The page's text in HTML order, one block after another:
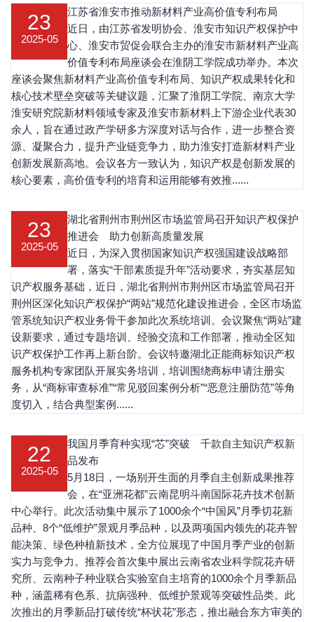
23
2025-05
江苏省淮安市推动新材料产业高价值专利布局
近日，由江苏省发明协会、淮安市知识产权保护中
心、淮安市贸促会联合主办的淮安市新材料产业高
价值专利布局座谈会在淮阴工学院成功举办。本次
座谈会聚焦新材料产业高价值专利布局、知识产权成果转化和
核心技术壁垒突破等关键议题，汇聚了淮阴工学院、南京大学
淮安研究院新材料领域专家及淮安市新材料上下游企业代表30
余人，旨在通过政产学研多方深度对话与合作，进一步整合资
源、凝聚合力，提升产业链竞争力，助力淮安打造新材料产业
创新发展新高地。会议各方一致认为，知识产权是创新发展的
核心要素，高价值专利的培育和运用能够有效推......
23
2025-05
湖北省荆州市荆州区市场监管局召开知识产权保护
推进会 助力创新高质量发展
近日，为深入贯彻国家知识产权强国建设战略部
署，落实“干部素质提升年”活动要求，夯实基层知
识产权服务基础，近日，湖北省荆州市荆州区市场监管局召开
荆州区深化知识产权保护“两站”规范化建设推进会，全区市场监
管系统知识产权业务骨干参加此次系统培训。会议聚焦“两站”建
设新要求，通过专题培训、经验交流和工作部署，推动全区知
识产权保护工作再上新台阶。会议特邀湖北正能商标知识产权
服务机构专家团队开展实务培训，培训围绕商标申请注册实
务，从“商标审查标准”“常见驳回案例分析”“恶意注册防范”等角
度切入，结合典型案例......
22
2025-05
我国月季育种实现“芯”突破 千款自主知识产权新
品发布
5月18日，一场别开生面的月季自主创新成果推荐
会，在“亚洲花都”云南昆明斗南国际花卉技术创新
中心举行。此次活动集中展示了1000余个“中国风”月季切花新
品种、8个“低维护”景观月季品种，以及两项国内领先的花卉智
能决策、绿色种植新技术，全方位展现了中国月季产业的创新
实力与竞争力。推荐会首次集中展出云南省农业科学院花卉研
究所、云南种子种业联合实验室自主培育的1000余个月季新品
种，涵盖稀有色系、抗病强种、低维护景观等突破性品类。此
次推出的月季新品打破传统“杯状花”形态，推出融合东方审美的